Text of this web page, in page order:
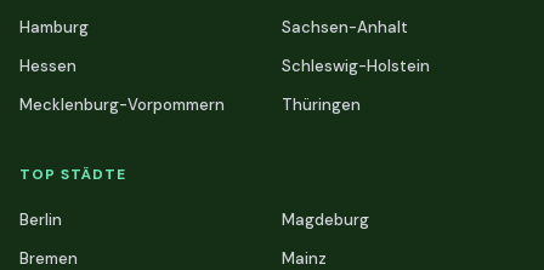
Hamburg
Hessen
Mecklenburg-Vorpommern
Sachsen-Anhalt
Schleswig-Holstein
Thüringen
TOP STÄDTE
Berlin
Bremen
Magdeburg
Mainz